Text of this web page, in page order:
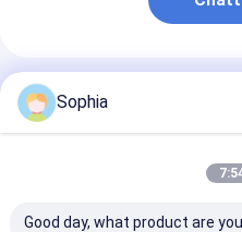
Geadviseerde Producten
Sophia
Good day, what product are